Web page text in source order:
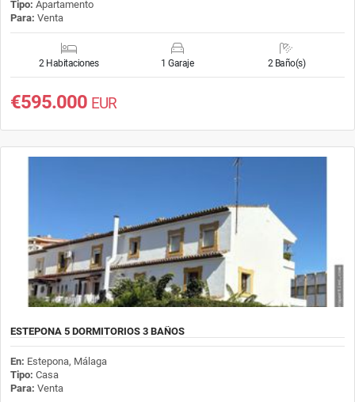
Tipo: Apartamento
Para: Venta
2 Habitaciones 1 Garaje 2 Baño(s)
€595.000 EUR
ESTEPONA 5 DORMITORIOS 3 BAÑOS
En: Estepona, Málaga
Tipo: Casa
Para: Venta